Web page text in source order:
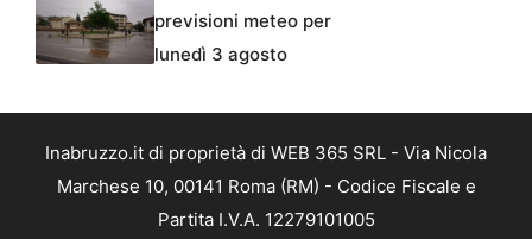
previsioni meteo per
lunedì 3 agosto
Inabruzzo.it di proprietà di WEB 365 SRL - Via Nicola
Marchese 10, 00141 Roma (RM) - Codice Fiscale e
Partita I.V.A. 12279101005